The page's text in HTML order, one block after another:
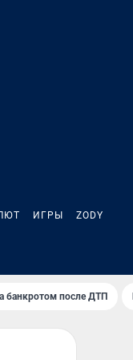
ИГРЫ ZODY
банкротом после ДТП